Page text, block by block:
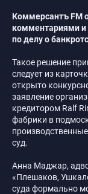
Коммерсантъ FM
комментариями и
по делу о
Такое решение
следует из
открыто
заявление
кредитором Ralf
фабрики в
суд.
Анна Маджар,
«Плешаков,
суда формально